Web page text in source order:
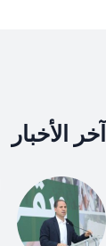
آخر الأخبار